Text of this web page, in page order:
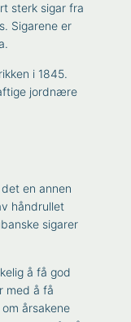
sterk sigar fra
Sigarene er
i 1845.
jordnære
det en annen
håndrullet
sigarer
å få god
med å få
omårsakene